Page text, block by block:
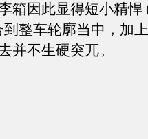
箱因此显得短小精悍
到整车轮廓当中，加
并不生硬突兀。